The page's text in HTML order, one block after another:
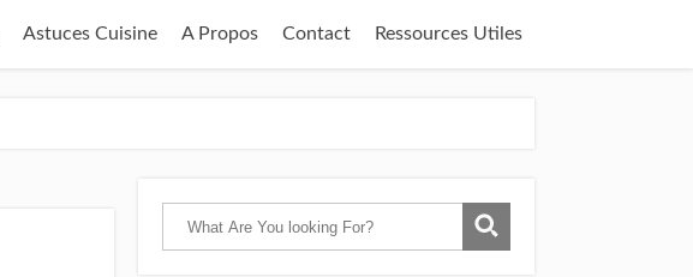
Astuces Cuisine A Propos Contact Ressources Utiles